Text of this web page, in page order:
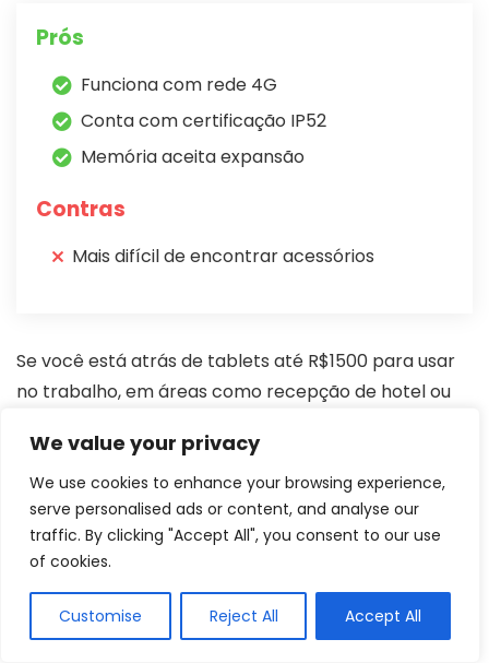
We value your privacy
We use cookies to enhance your browsing experience,
serve personalised ads or content, and analyse our
traffic. By clicking "Accept All", you consent to our use
of cookies.
Customise Reject All Accept All
Prós
Funciona com rede 4G
Conta com certificação IP52
Memória aceita expansão
Contras
Mais difícil de encontrar acessórios
Se você está atrás de tablets até R$1500 para usar
no trabalho, em áreas como recepção de hotel ou
sua empresa, o modelo T20 da Nokia é o mais
recomendado. Ele traz recursos ótimos para
quem precisa de um aparelho grande e mais
simples, tendo também um valor muito atrativo
Ele reúne o básico do dia a dia em um dispositivo.
Com ele você terá 64GB de memória interna com